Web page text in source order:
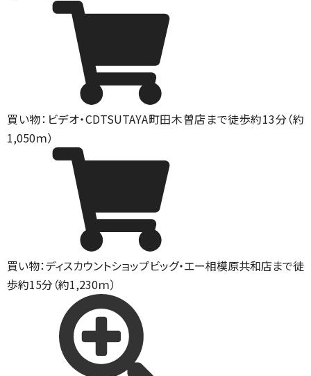
買い物：ビデオ・CDTSUTAYA町田木曽店まで徒歩約13分（約
1,050ｍ）
買い物：ディスカウントショップビッグ・エー相模原共和店まで徒
歩約15分（約1,230ｍ）